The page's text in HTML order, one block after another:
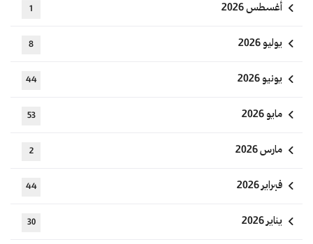
أغسطس 2026 1
يوليو 2026 8
يونيو 2026 44
مايو 2026 53
مارس 2026 2
فبراير 2026 44
يناير 2026 30